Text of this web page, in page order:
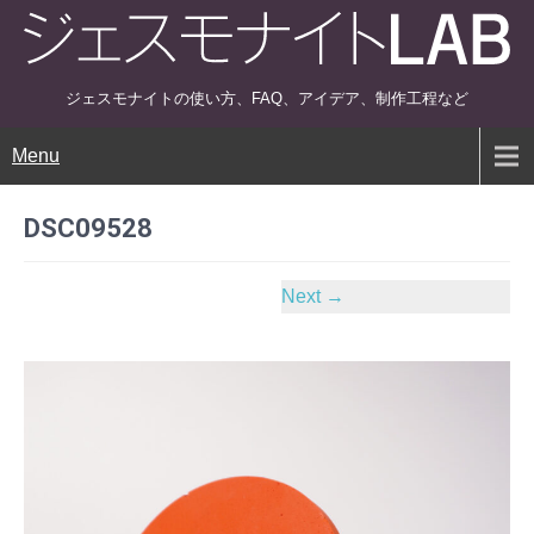
ジェスモナイトの使い方、FAQ、アイデア、制作工程など
Menu
DSC09528
Next →